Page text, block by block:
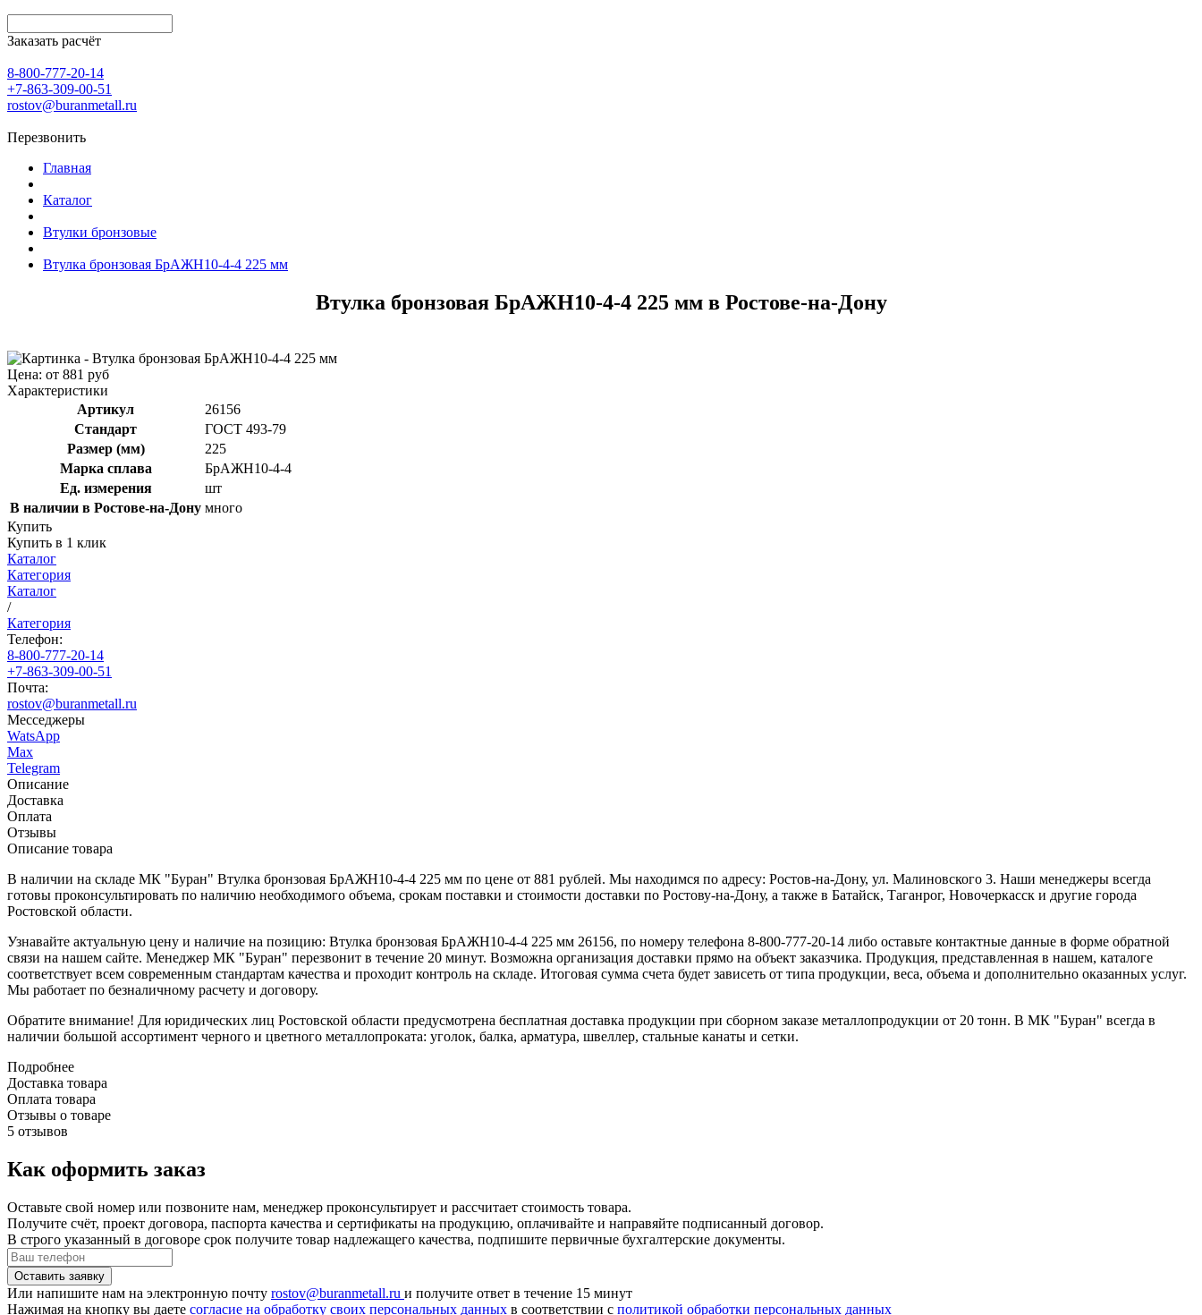
Заказать расчёт
8-800-777-20-14
+7-863-309-00-51
rostov@buranmetall.ru
Перезвонить
Главная
Каталог
Втулки бронзовые
Втулка бронзовая БрАЖН10-4-4 225 мм
Втулка бронзовая БрАЖН10-4-4 225 мм в Ростове-на-Дону
Цена: от 881 руб
Характеристики
Артикул
26156
Стандарт
ГОСТ 493-79
Размер (мм)
225
Марка сплава
БрАЖН10-4-4
Ед. измерения
шт
В наличии в Ростове-на-Дону много
Купить
Купить в 1 клик
Каталог
Категория
Каталог
/
Категория
Телефон:
8-800-777-20-14
+7-863-309-00-51
Почта:
rostov@buranmetall.ru
Месседжеры
WatsApp
Max
Telegram
Описание
Доставка
Оплата
Отзывы
Описание товара
В наличии на складе МК "Буран" Втулка бронзовая БрАЖН10-4-4 225 мм по цене от 881 рублей. Мы находимся по адресу: Ростов-на-Дону, ул. Малиновского 3. Наши менеджеры всегда
готовы проконсультировать по наличию необходимого объема, срокам поставки и стоимости доставки по Ростову-на-Дону, а также в Батайск, Таганрог, Новочеркасск и другие города
Ростовской области.
Узнавайте актуальную цену и наличие на позицию: Втулка бронзовая БрАЖН10-4-4 225 мм 26156, по номеру телефона 8-800-777-20-14 либо оставьте контактные данные в форме обратной
связи на нашем сайте. Менеджер МК "Буран" перезвонит в течение 20 минут. Возможна организация доставки прямо на объект заказчика. Продукция, представленная в нашем, каталоге
соответствует всем современным стандартам качества и проходит контроль на складе. Итоговая сумма счета будет зависеть от типа продукции, веса, объема и дополнительно оказанных услуг.
Мы работает по безналичному расчету и договору.
Обратите внимание! Для юридических лиц Ростовской области предусмотрена бесплатная доставка продукции при сборном заказе металлопродукции от 20 тонн. В МК "Буран" всегда в
наличии большой ассортимент черного и цветного металлопроката: уголок, балка, арматура, швеллер, стальные канаты и сетки.
Подробнее
Доставка товара
Оплата товара
Отзывы о товаре
5 отзывов
Как оформить заказ
Оставьте свой номер или позвоните нам, менеджер проконсультирует и рассчитает стоимость товара.
Получите счёт, проект договора, паспорта качества и сертификаты на продукцию, оплачивайте и направяйте подписанный договор.
В строго указанный в договоре срок получите товар надлежащего качества, подпишите первичные бухгалтерские документы.
Или напишите нам на электронную почту rostov@buranmetall.ru и получите ответ в течение 15 минут
Нажимая на кнопку вы даете согласие на обработку своих персональных данных в соответствии с политикой обработки персональных данных